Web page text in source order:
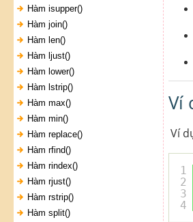
Hàm isupper()
Hàm join()
Hàm len()
Hàm ljust()
Hàm lower()
Hàm lstrip()
Hàm max()
Hàm min()
Hàm replace()
Hàm rfind()
Hàm rindex()
Hàm rjust()
Hàm rstrip()
Hàm split()
Ví
Ví
1
2
3
4